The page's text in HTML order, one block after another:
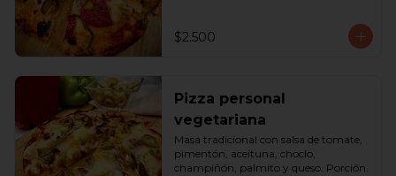
$2.500
Pizza personal
vegetariana
Masa tradicional con salsa de tomate,
pimentón, aceituna, choclo,
champiñón, palmito y queso. Porción.